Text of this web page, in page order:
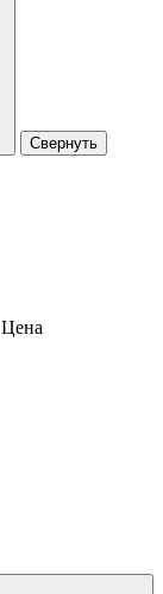
Свернуть
Цена